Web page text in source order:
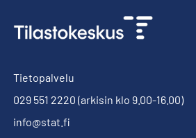
Tietopalvelu
029 551 2220 (arkisin klo 9.00-16.00)
info@stat.fi